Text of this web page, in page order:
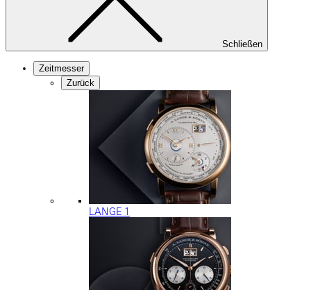
Schließen
Zeitmesser
Zurück
LANGE 1